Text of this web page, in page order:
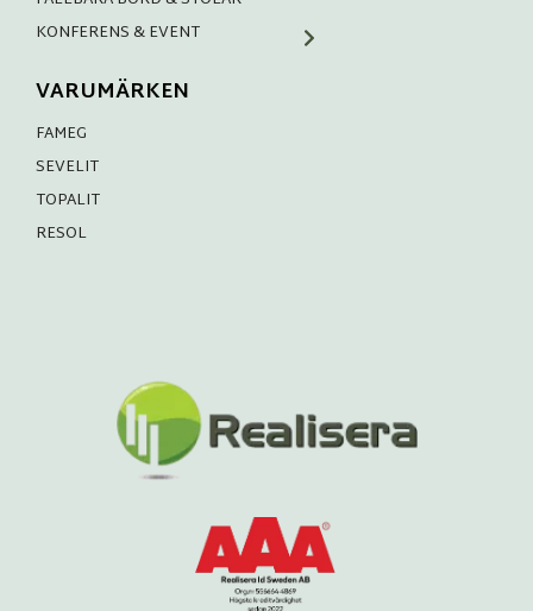
KONFERENS & EVENT
VARUMÄRKEN
FAMEG
SEVELIT
TOPALIT
RESOL